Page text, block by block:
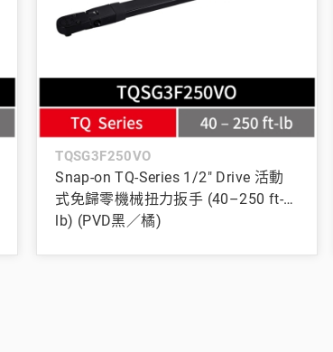
TQSG3F250VO
Snap-on TQ-Series 1/2" Drive 活動
式免歸零機械扭力扳手 (40–250 ft-
lb) (PVD黑／橘)